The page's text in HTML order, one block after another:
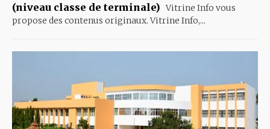
(niveau classe de terminale) Vitrine Info vous
propose des contenus originaux. Vitrine Info,...